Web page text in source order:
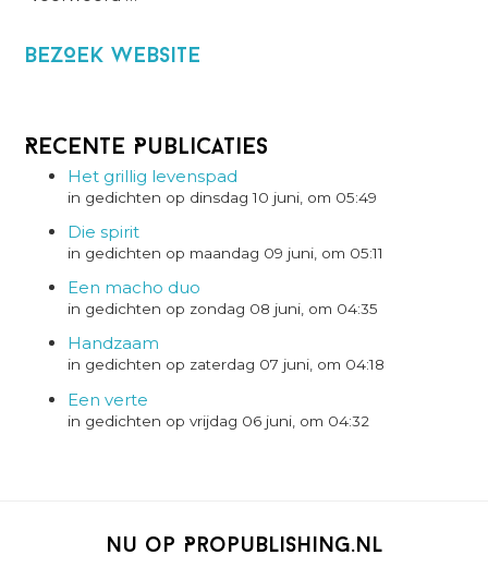
BezOek website
Recente Publicaties
Het grillig levenspad
in gedichten op dinsdag 10 juni, om 05:49
Die spirit
in gedichten op maandag 09 juni, om 05:11
Een macho duo
in gedichten op zondag 08 juni, om 04:35
Handzaam
in gedichten op zaterdag 07 juni, om 04:18
Een verte
in gedichten op vrijdag 06 juni, om 04:32
Nu op Propublishing.nl